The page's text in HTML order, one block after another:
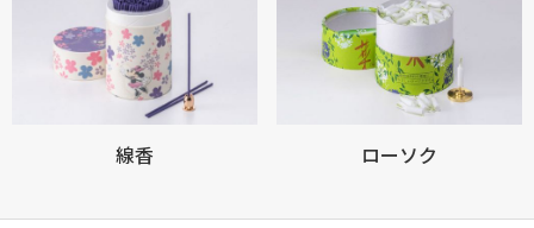
線香 ローソク